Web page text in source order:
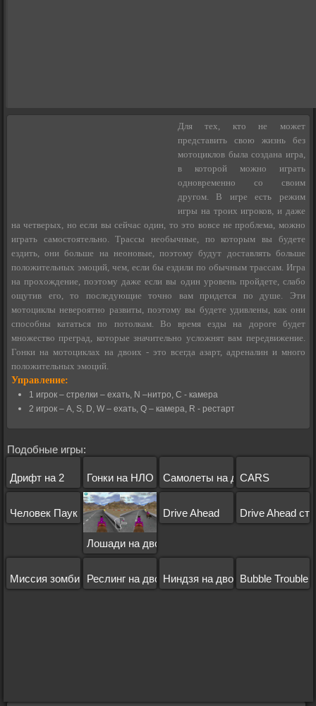
Для тех, кто не может
представить свою жизнь без
мотоциклов была создана игра,
в которой можно играть
одновременно со своим
другом. В игре есть режим
игры на троих игроков, и даже
на четверых, но если вы сейчас один, то это вовсе не проблема, можно
играть самостоятельно. Трассы необычные, по которым вы будете
ездить, они больше на неоновые, поэтому будут доставлять больше
положительных эмоций, чем, если бы ездили по обычным трассам. Игра
на прохождение, поэтому даже если вы один уровень пройдете, слабо
ощутив его, то последующие точно вам придется по душе. Эти
мотоциклы невероятно развиты, поэтому вы будете удивлены, как они
способны кататься по потолкам. Во время езды на дороге будет
множество преград, которые значительно усложнят вам передвижение.
Гонки на мотоциклах на двоих - это всегда азарт, адреналин и много
положительных эмоций.
Управление:
1 игрок – стрелки – ехать, N –нитро, С - камера
2 игрок – A, S, D, W – ехать, Q – камера, R - рестарт
Подобные игры:
Дрифт на 2 Гонки на НЛО Самолеты на двоих
CARS
Человек Паук на двоих
Лошади на двоих
Drive Ahead Drive Ahead
Миссия зомби Реслинг на двоихНиндзя на двоихBubble Trouble